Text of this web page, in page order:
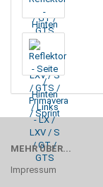
MEHR ÜBER...
Impressum